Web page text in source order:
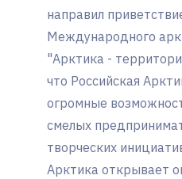
направил
Международного
"Арктика -
что Российская
огромные
смелых
творческих
Арктика открывает